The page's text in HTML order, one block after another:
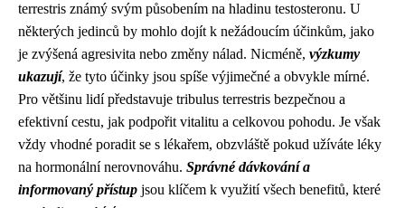
terrestris známý svým působením na hladinu testosteronu. U
některých jedinců by mohlo dojít k nežádoucím účinkům, jako
je zvýšená agresivita nebo změny nálad. Nicméně, výzkumy
ukazují, že tyto účinky jsou spíše výjimečné a obvykle mírné.
Pro většinu lidí představuje tribulus terrestris bezpečnou a
efektivní cestu, jak podpořit vitalitu a celkovou pohodu. Je však
vždy vhodné poradit se s lékařem, obzvláště pokud užíváte léky
na hormonální nerovnováhu. Správné dávkování a
informovaný přístup jsou klíčem k využití všech benefitů, které